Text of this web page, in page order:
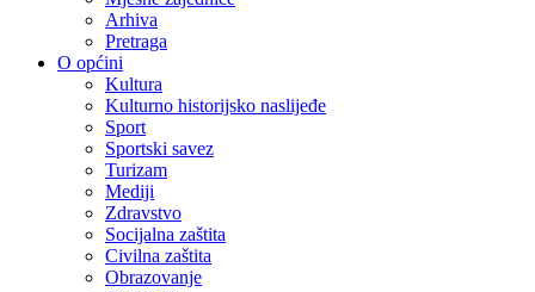
Arhiva
Pretraga
O općini
Kultura
Kulturno historijsko naslijeđe
Sport
Sportski savez
Turizam
Mediji
Zdravstvo
Socijalna zaštita
Civilna zaštita
Obrazovanje